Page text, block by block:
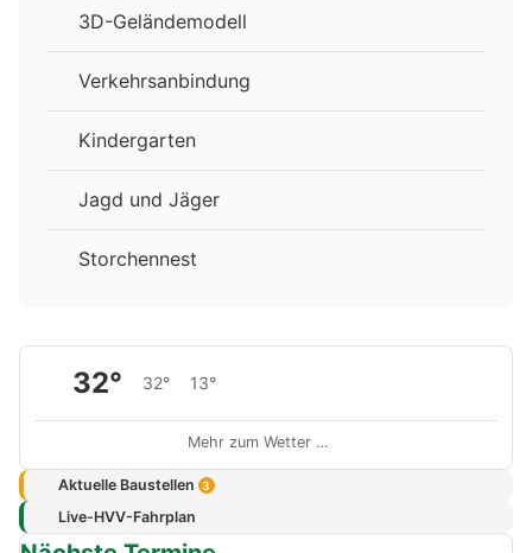
3D-Geländemodell
Verkehrsanbindung
Kindergarten
Jagd und Jäger
Storchennest
32° 32° 13°
Mehr zum Wetter …
Aktuelle Baustellen 3
Live-HVV-Fahrplan